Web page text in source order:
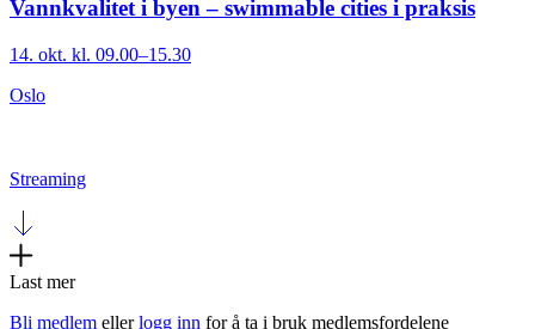
Vannkvalitet i byen – swimmable cities i praksis
14. okt. kl. 09.00–15.30
Oslo
Streaming
Last mer
Bli medlem ellerlogg inn for å ta i bruk medlemsfordelene